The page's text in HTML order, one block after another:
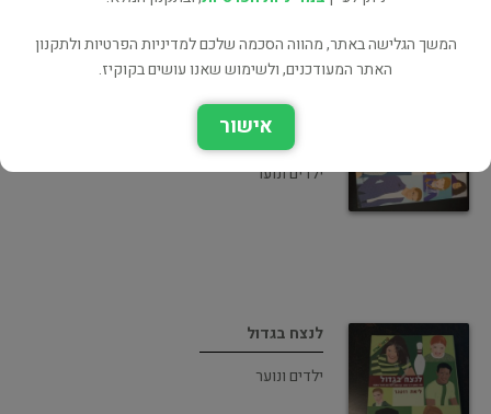
תנו לגדול בשקט
ילדים ונוער
לנצח בגדול
ילדים ונוער
המשך הגלישה באתר, מהווה הסכמה שלכם למדיניות הפרטיות ולתקנון
האתר המעודכנים, ולשימוש שאנו עושים בקוקיז.
אישור